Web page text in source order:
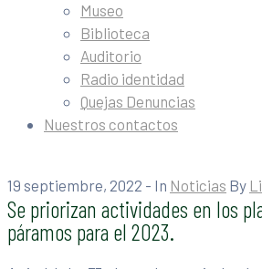
Museo
Biblioteca
Auditorio
Radio identidad
Quejas Denuncias
Nuestros contactos
19 septiembre, 2022 - In Noticias By
Se priorizan actividades en los
páramos para el 2023.